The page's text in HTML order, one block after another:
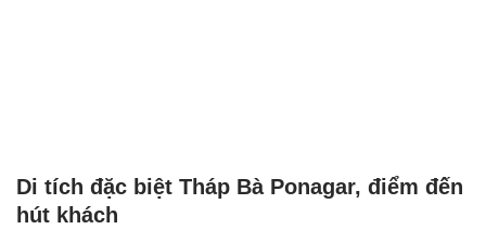
Di tích đặc biệt Tháp Bà Ponagar, điểm đến
hút khách